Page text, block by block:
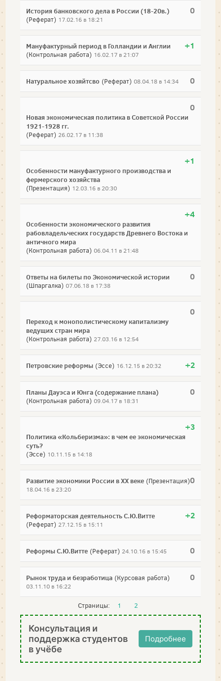
0
История банковского дела в России (18-20в.)
(Реферат) 17.02.16 в 18:21
+1
Мануфактурный период в Голландии и Англии
(Контрольная работа) 16.02.17 в 21:07
0
Натуральное хозяйтсво (Реферат) 08.04.18 в 14:34
0
Новая экономическая политика в Советской России
1921-1928 гг.
(Реферат) 26.02.17 в 11:38
+1
Особенности мануфактурного производства и
фермерского хозяйства
(Презентация) 12.03.16 в 20:30
+4
Особенности экономического развития
рабовладельческих государств Древнего Востока и
античного мира
(Контрольная работа) 06.04.11 в 21:48
0
Ответы на билеты по Экономической истории
(Шпаргалка) 07.06.18 в 17:38
0
Переход к монополистическому капитализму
ведущих стран мира
(Контрольная работа) 27.03.16 в 12:54
+2
Петровские реформы (Эссе) 16.12.15 в 20:32
0
Планы Дауэса и Юнга (содержание плана)
(Контрольная работа) 09.04.17 в 18:31
+3
Политика «Кольберизма»: в чем ее экономическая
суть?
(Эссе) 10.11.15 в 14:18
0
Развитие экономики России в ХХ веке (Презентация)
18.04.16 в 23:20
+2
Реформаторская деятельность С.Ю.Витте
(Реферат) 27.12.15 в 15:11
0
Реформы С.Ю.Витте (Реферат) 24.10.16 в 15:45
0
Рынок труда и безработица (Курсовая работа)
03.11.10 в 16:22
Страницы: 1 2
Консультация и
поддержка студентов
в учёбе
Подробнее